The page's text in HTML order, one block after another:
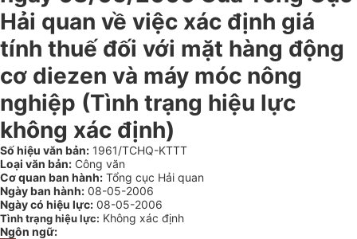
Hải quan về việc xác định giá
tính thuế đối với mặt hàng động
cơ diezen và máy móc nông
nghiệp (Tình trạng hiệu lực
không xác định)
Số hiệu văn bản: 1961/TCHQ-KTTT
Loại văn bản: Công văn
Cơ quan ban hành: Tổng cục Hải quan
Ngày ban hành: 08-05-2006
Ngày có hiệu lực: 08-05-2006
Tình trạng hiệu lực: Không xác định
Ngôn ngữ: